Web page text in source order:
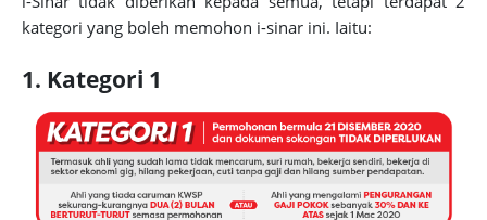
kategori yang boleh memohon i-sinar ini. Iaitu:
1. Kategori 1